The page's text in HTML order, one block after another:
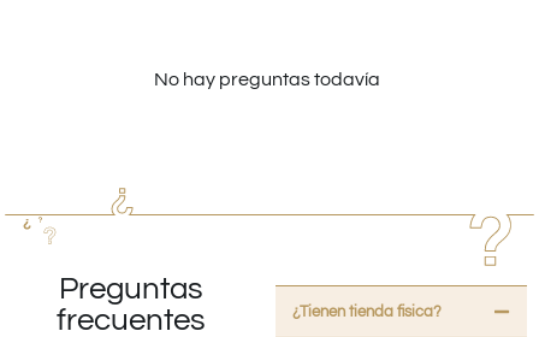
No hay preguntas todavía
Preguntas
frecuentes
¿Tienen tienda fisica?